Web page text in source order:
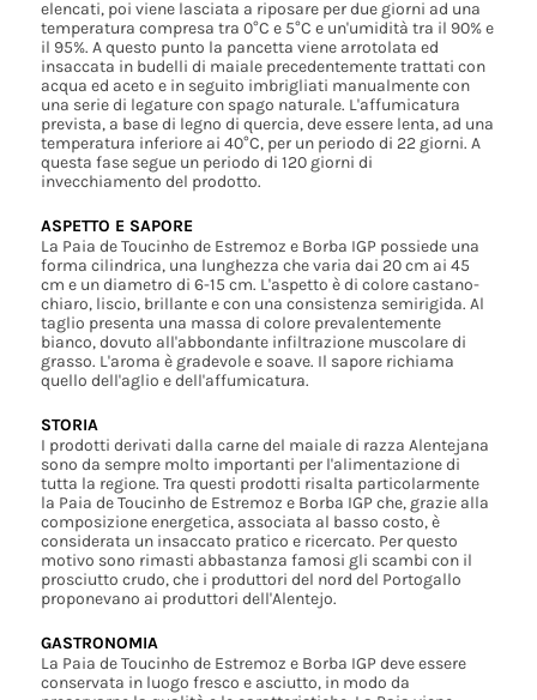
elencati, poi viene lasciata a riposare per due giorni ad una
temperatura compresa tra 0°C e 5°C e un'umidità tra il 90% e
il 95%. A questo punto la pancetta viene arrotolata ed
insaccata in budelli di maiale precedentemente trattati con
acqua ed aceto e in seguito imbrigliati manualmente con
una serie di legature con spago naturale. L'affumicatura
prevista, a base di legno di quercia, deve essere lenta, ad una
temperatura inferiore ai 40°C, per un periodo di 22 giorni. A
questa fase segue un periodo di 120 giorni di
invecchiamento del prodotto.
ASPETTO E SAPORE
La Paia de Toucinho de Estremoz e Borba IGP possiede una
forma cilindrica, una lunghezza che varia dai 20 cm ai 45
cm e un diametro di 6-15 cm. L'aspetto è di colore castano-
chiaro, liscio, brillante e con una consistenza semirigida. Al
taglio presenta una massa di colore prevalentemente
bianco, dovuto all'abbondante infiltrazione muscolare di
grasso. L'aroma è gradevole e soave. Il sapore richiama
quello dell'aglio e dell'affumicatura.
STORIA
I prodotti derivati dalla carne del maiale di razza Alentejana
sono da sempre molto importanti per l'alimentazione di
tutta la regione. Tra questi prodotti risalta particolarmente
la Paia de Toucinho de Estremoz e Borba IGP che, grazie alla
composizione energetica, associata al basso costo, è
considerata un insaccato pratico e ricercato. Per questo
motivo sono rimasti abbastanza famosi gli scambi con il
prosciutto crudo, che i produttori del nord del Portogallo
proponevano ai produttori dell'Alentejo.
GASTRONOMIA
La Paia de Toucinho de Estremoz e Borba IGP deve essere
conservata in luogo fresco e asciutto, in modo da